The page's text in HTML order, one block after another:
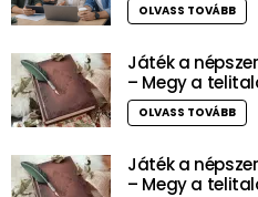
OLVASS TOVÁBB
Játék a
– Megy a
OLVASS TOVÁBB
Játék a
– Megy a